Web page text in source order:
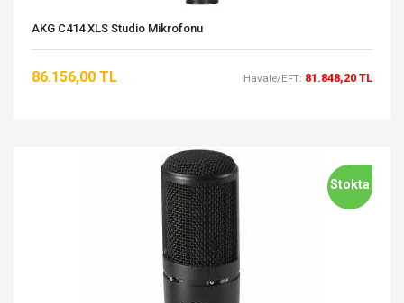
AKG C414 XLS Studio Mikrofonu
86.156,00 TL Havale/EFT: 81.848,20 TL
Stokta